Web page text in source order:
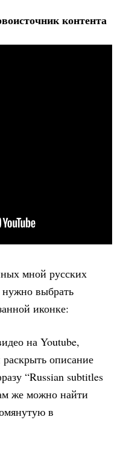
контента
мной русских
нужно выбрать
иконке:
на Youtube,
описание
“Russian subtitles
же можно найти
в